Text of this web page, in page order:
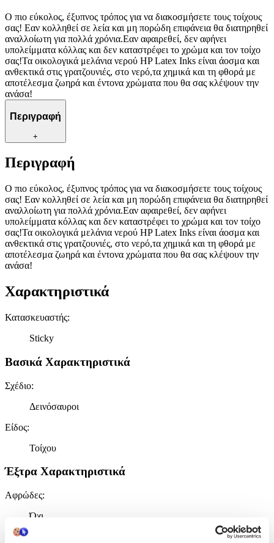
Ο πιο εύκολος, έξυπνος τρόπος για να διακοσμήσετε τους τοίχους
σας! Εαν κολληθεί σε λεία και μη πορώδη επιφάνεια θα διατηρηθεί
αναλλοίωτη για πολλά χρόνια.Εαν αφαιρεθεί, δεν αφήνει
υπολείμματα κόλλας και δεν καταστρέφει το χρώμα και τον τοίχο
σας!Τα οικολογικά μελάνια νερού HP Latex Inks είναι άοσμα και
ανθεκτικά στις γρατζουνιές, στο νερό,τα χημικά και τη φθορά με
αποτέλεσμα ζωηρά και έντονα χρώματα που θα σας κλέψουν την
ανάσα!
Περιγραφή
+
Περιγραφή
Ο πιο εύκολος, έξυπνος τρόπος για να διακοσμήσετε τους τοίχους
σας! Εαν κολληθεί σε λεία και μη πορώδη επιφάνεια θα διατηρηθεί
αναλλοίωτη για πολλά χρόνια.Εαν αφαιρεθεί, δεν αφήνει
υπολείμματα κόλλας και δεν καταστρέφει το χρώμα και τον τοίχο
σας!Τα οικολογικά μελάνια νερού HP Latex Inks είναι άοσμα και
ανθεκτικά στις γρατζουνιές, στο νερό,τα χημικά και τη φθορά με
αποτέλεσμα ζωηρά και έντονα χρώματα που θα σας κλέψουν την
ανάσα!
Χαρακτηριστικά
Κατασκευαστής:
Sticky
Βασικά Χαρακτηριστικά
Σχέδιο:
Δεινόσαυροι
Είδος:
Τοίχου
Έξτρα Χαρακτηριστικά
Αφρώδες:
Όχι
Βινυλίου